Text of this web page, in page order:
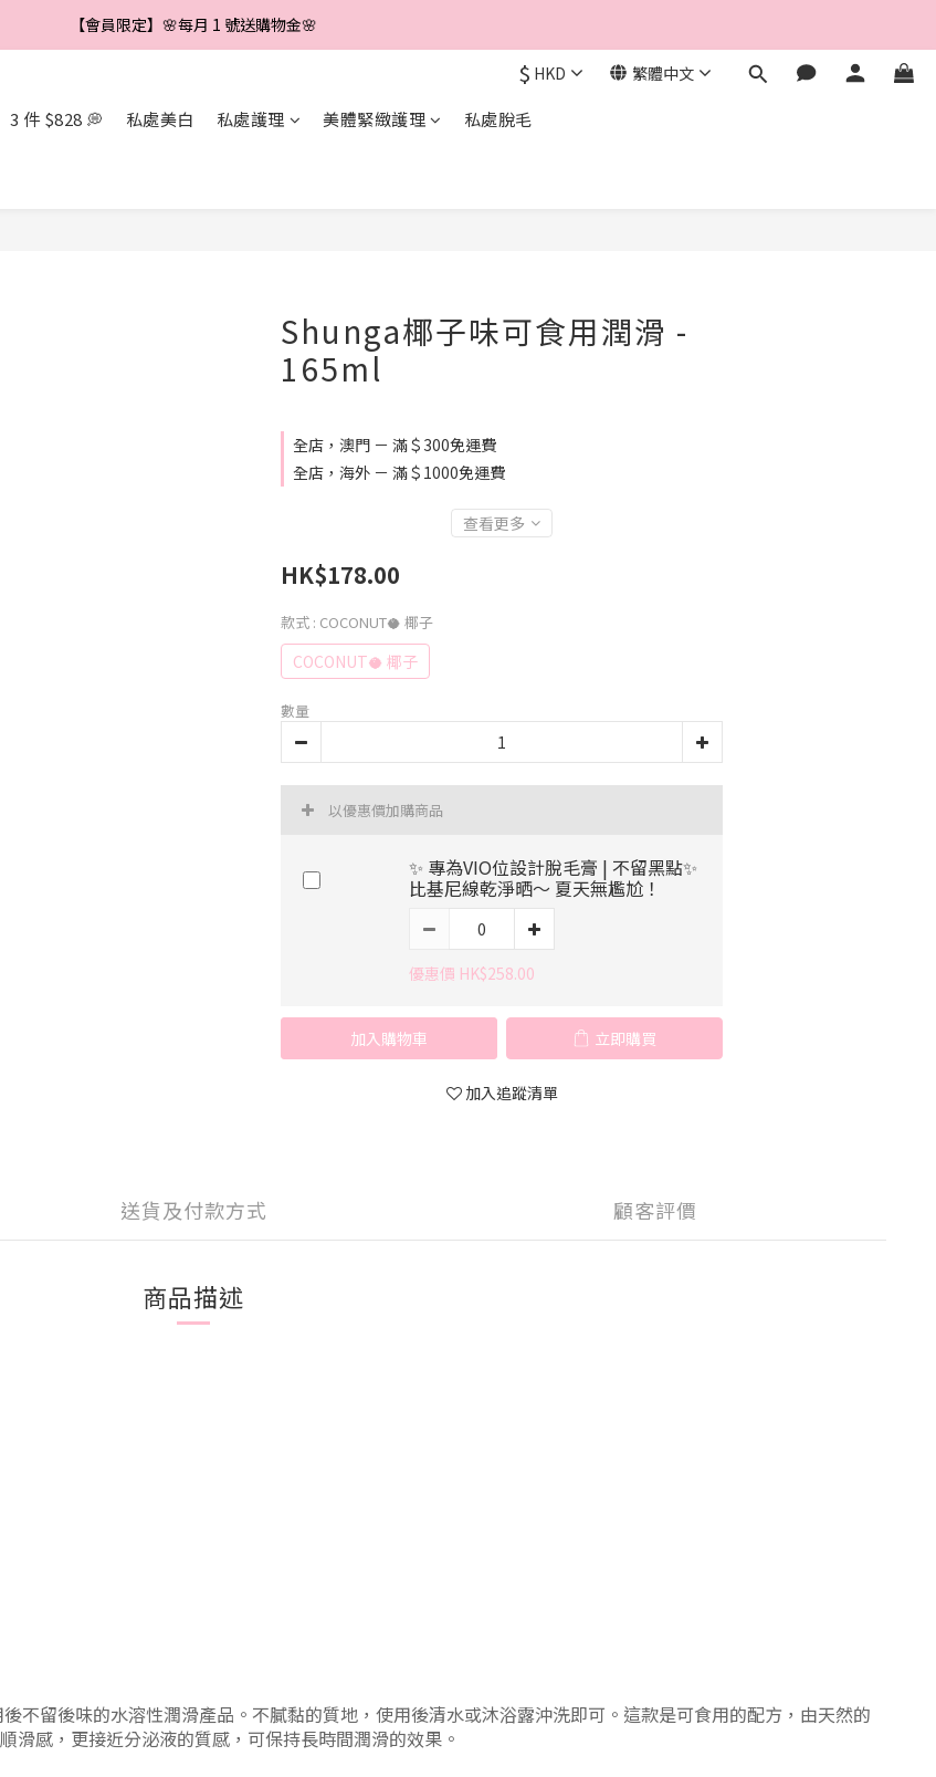
【會員限定】🌼新會員註冊即享＄888 優惠券🌼
【會員限定】🌸每月 1 號送購物金🌸
【會員限定】🌼新會員註冊即享＄888 優惠券🌼
$ HKD 繁體中文
3 件 $828 💭 私處美白 私處護理 美體緊緻護理
私處脫毛
Shunga椰子味可食用潤滑 -
165ml
全店，澳門 － 滿＄300免運費
全店，海外 － 滿＄1000免運費
查看更多
HK$178.00
款式 : COCONUT🥥 椰子
COCONUT🥥 椰子
數量
以優惠價加購商品
✨ 專為VIO位設計脫毛膏 | 不留黑點✨
比基尼線乾淨晒～ 夏天無尷尬！
優惠價 HK$258.00
加入購物車 立即購買
加入追蹤清單
送貨及付款方式 顧客評價
商品描述
不留後味的水溶性潤滑產品。不膩黏的質地，使用後清水或沐浴露沖洗即可。這款是可食用的配方，由天然的
感，更接近分泌液的質感，可保持長時間潤滑的效果。